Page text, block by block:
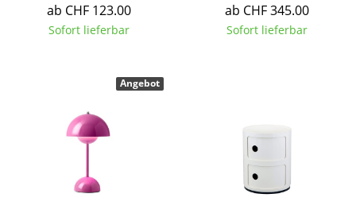
... alle Sitzmöbel
Beistelltische
Schreibtische
ab CHF 123.00
Sofort lieferbar
ab CHF 345.00
Sofort lieferbar
Angebot